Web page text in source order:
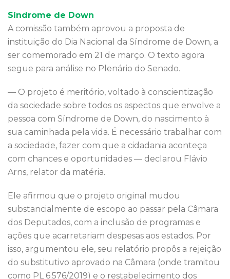
Síndrome de Down
A comissão também aprovou a proposta de
instituição do Dia Nacional da Síndrome de Down, a
ser comemorado em 21 de março. O texto agora
segue para análise no Plenário do Senado.
— O projeto é meritório, voltado à conscientização
da sociedade sobre todos os aspectos que envolve a
pessoa com Síndrome de Down, do nascimento à
sua caminhada pela vida. É necessário trabalhar com
a sociedade, fazer com que a cidadania aconteça
com chances e oportunidades — declarou Flávio
Arns, relator da matéria.
Ele afirmou que o projeto original mudou
substancialmente de escopo ao passar pela Câmara
dos Deputados, com a inclusão de programas e
ações que acarretariam despesas aos estados. Por
isso, argumentou ele, seu relatório propôs a rejeição
do substitutivo aprovado na Câmara (onde tramitou
como PL 6.576/2019) e o restabelecimento dos